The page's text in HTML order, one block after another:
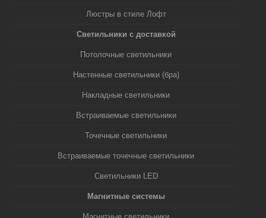
Люстры в стиле Лофт
Светильники с доставкой
Потолочные светильники
Настенные светильники (бра)
Накладные светильники
Встраиваемые светильники
Точечные светильники
Встраиваемые точечные светильники
Светильники LED
Магнитные системы